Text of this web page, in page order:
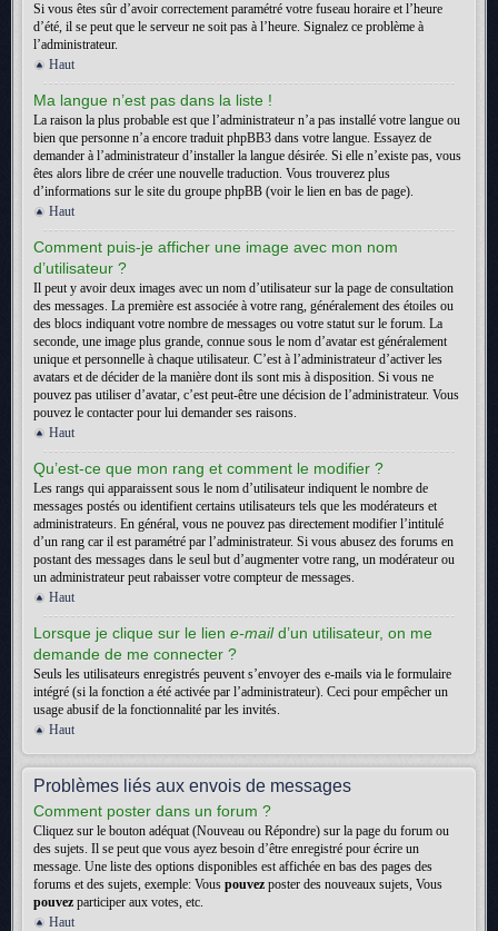
Si vous êtes sûr d’avoir correctement paramétré votre fuseau horaire et l’heure
d’été, il se peut que le serveur ne soit pas à l’heure. Signalez ce problème à
l’administrateur.
Haut
Ma langue n’est pas dans la liste !
La raison la plus probable est que l’administrateur n’a pas installé votre langue ou
bien que personne n’a encore traduit phpBB3 dans votre langue. Essayez de
demander à l’administrateur d’installer la langue désirée. Si elle n’existe pas, vous
êtes alors libre de créer une nouvelle traduction. Vous trouverez plus
d’informations sur le site du groupe phpBB (voir le lien en bas de page).
Haut
Comment puis-je afficher une image avec mon nom
d’utilisateur ?
Il peut y avoir deux images avec un nom d’utilisateur sur la page de consultation
des messages. La première est associée à votre rang, généralement des étoiles ou
des blocs indiquant votre nombre de messages ou votre statut sur le forum. La
seconde, une image plus grande, connue sous le nom d’avatar est généralement
unique et personnelle à chaque utilisateur. C’est à l’administrateur d’activer les
avatars et de décider de la manière dont ils sont mis à disposition. Si vous ne
pouvez pas utiliser d’avatar, c’est peut-être une décision de l’administrateur. Vous
pouvez le contacter pour lui demander ses raisons.
Haut
Qu’est-ce que mon rang et comment le modifier ?
Les rangs qui apparaissent sous le nom d’utilisateur indiquent le nombre de
messages postés ou identifient certains utilisateurs tels que les modérateurs et
administrateurs. En général, vous ne pouvez pas directement modifier l’intitulé
d’un rang car il est paramétré par l’administrateur. Si vous abusez des forums en
postant des messages dans le seul but d’augmenter votre rang, un modérateur ou
un administrateur peut rabaisser votre compteur de messages.
Haut
Lorsque je clique sur le lien e-maild’un utilisateur, on me
demande de me connecter ?
Seuls les utilisateurs enregistrés peuvent s’envoyer des e-mails via le formulaire
intégré (si la fonction a été activée par l’administrateur). Ceci pour empêcher un
usage abusif de la fonctionnalité par les invités.
Haut
Problèmes liés aux envois de messages
Comment poster dans un forum ?
Cliquez sur le bouton adéquat (Nouveau ou Répondre) sur la page du forum ou
des sujets. Il se peut que vous ayez besoin d’être enregistré pour écrire un
message. Une liste des options disponibles est affichée en bas des pages des
forums et des sujets, exemple: Vous pouvez poster des nouveaux sujets, Vous
pouvez participer aux votes, etc.
Haut